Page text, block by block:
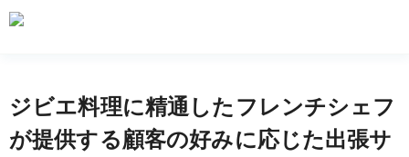
ジビエ料理に精通したフレンチシェフ
が提供する顧客の好みに応じた出張サ